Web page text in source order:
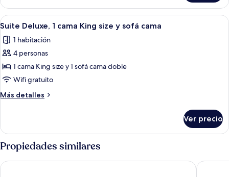
ejecutiva,
vista
al
Abrir
todas
las
fotos
de
Suite
Deluxe,
1
King
size
y
sofá
4
Suite Deluxe, 1 cama King size y sofá cama
1 habitación
4 personas
1 cama King size y 1 sofá cama doble
Wifi gratuito
Más detalles
Más
Deluxe,
cama
size
Ver precio
Propiedades similares
Causeway Hotel